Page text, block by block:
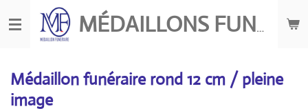
au
contenu
MÉDAILLONS FUNÉRAIRES
Médaillon funéraire rond 12 cm / pleine
image